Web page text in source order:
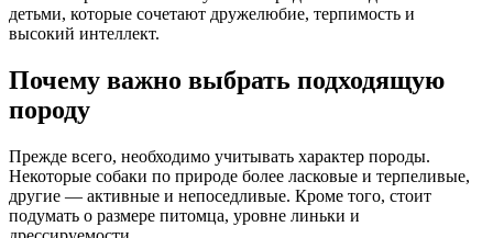
детьми, которые сочетают дружелюбие, терпимость и
высокий интеллект.
Почему важно выбрать подходящую
породу
Прежде всего, необходимо учитывать характер породы.
Некоторые собаки по природе более ласковые и терпеливые,
другие — активные и непоседливые. Кроме того, стоит
подумать о размере питомца, уровне линьки и